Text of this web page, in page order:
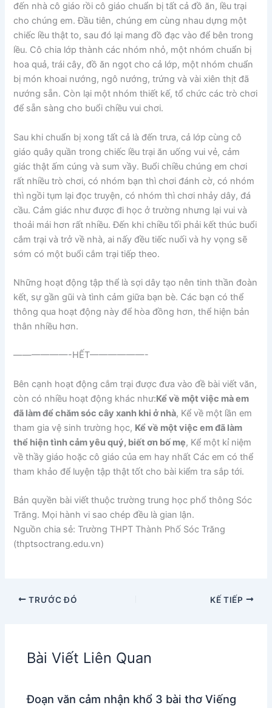
đến nhà cô giáo rồi cô giáo chuẩn bị tất cả đồ ăn, lều trại
cho chúng em. Đầu tiên, chúng em cùng nhau dựng một
chiếc lều thật to, sau đó lại mang đồ đạc vào để bên trong
lều. Cô chia lớp thành các nhóm nhỏ, một nhóm chuẩn bị
hoa quả, trái cây, đồ ăn ngọt cho cả lớp, một nhóm chuẩn
bị món khoai nướng, ngô nướng, trứng và vài xiên thịt đã
nướng sẵn. Còn lại một nhóm thiết kế, tổ chức các trò chơi
để sẵn sàng cho buổi chiều vui chơi.
Sau khi chuẩn bị xong tất cả là đến trưa, cả lớp cùng cô
giáo quây quần trong chiếc lều trại ăn uống vui vẻ, cảm
giác thật ấm cúng và sum vầy. Buổi chiều chúng em chơi
rất nhiều trò chơi, có nhóm bạn thì chơi đánh cờ, có nhóm
thì ngồi tụm lại đọc truyện, có nhóm thì chơi nhảy dây, đá
cầu. Cảm giác như được đi học ở trường nhưng lại vui và
thoải mái hơn rất nhiều. Đến khi chiều tối phải kết thúc buổi
cắm trại và trở về nhà, ai nấy đều tiếc nuối và hy vọng sẽ
sớm có một buổi cắm trại tiếp theo.
Những hoạt động tập thể là sợi dây tạo nên tinh thần đoàn
kết, sự gần gũi và tình cảm giữa bạn bè. Các bạn có thể
thông qua hoạt động này để hòa đồng hơn, thể hiện bản
thân nhiều hơn.
——————-HẾT——————-
Bên cạnh hoạt động cắm trại được đưa vào đề bài viết văn,
còn có nhiều hoạt động khác như:Kể về một việc mà em
đã làm để chăm sóc cây xanh khi ở nhà, Kể về một lần em
tham gia vệ sinh trường học, Kể về một việc em đã làm
thể hiện tình cảm yêu quý, biết ơn bố mẹ, Kể một kỉ niệm
về thầy giáo hoặc cô giáo của em hay nhất Các em có thể
tham khảo để luyện tập thật tốt cho bài kiểm tra sắp tới.
Bản quyền bài viết thuộc trường trung học phổ thông Sóc
Trăng. Mọi hành vi sao chép đều là gian lận.
Nguồn chia sẻ: Trường THPT Thành Phố Sóc Trăng
(thptsoctrang.edu.vn)
TRƯỚC ĐÓ KẾ TIẾP
Bài Viết Liên Quan
Đoạn văn cảm nhận khổ 3 bài thơ Viếng